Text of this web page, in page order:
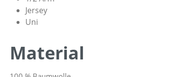
Jersey
Uni
Material